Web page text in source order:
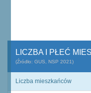
LICZBA I PŁEĆ
(Źródło: GUS, NSP 2021)
Liczba mieszkańców